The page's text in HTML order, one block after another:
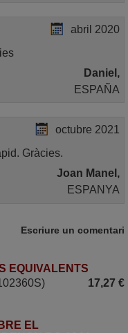
abril 2020
Daniel,
ESPAÑA
octubre 2021
Gràcies.
Joan Manel,
ESPANYA
2020
ESPANYA
Escriure un comentari
EQUIVALENTS
17,27 €
EL